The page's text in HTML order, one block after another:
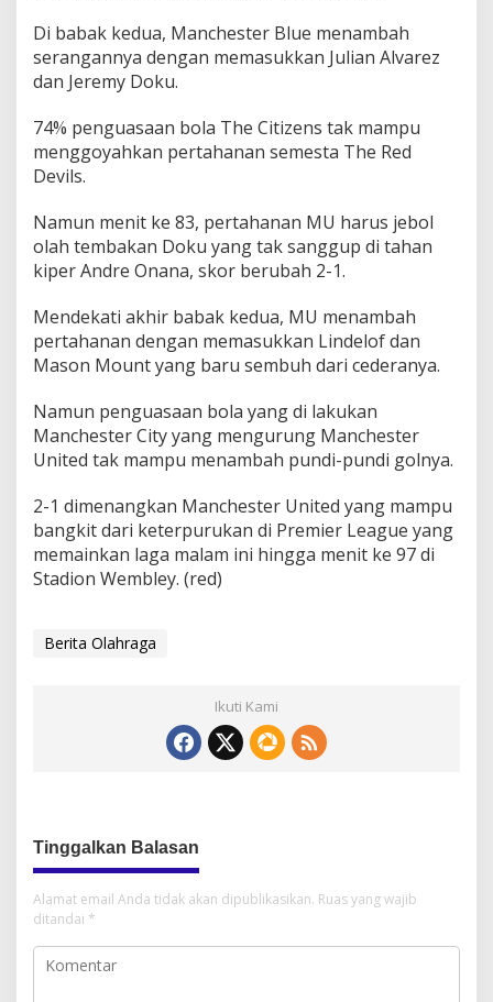
Di babak kedua, Manchester Blue menambah
serangannya dengan memasukkan Julian Alvarez
dan Jeremy Doku.
74% penguasaan bola The Citizens tak mampu
menggoyahkan pertahanan semesta The Red
Devils.
Namun menit ke 83, pertahanan MU harus jebol
olah tembakan Doku yang tak sanggup di tahan
kiper Andre Onana, skor berubah 2-1.
Mendekati akhir babak kedua, MU menambah
pertahanan dengan memasukkan Lindelof dan
Mason Mount yang baru sembuh dari cederanya.
Namun penguasaan bola yang di lakukan
Manchester City yang mengurung Manchester
United tak mampu menambah pundi-pundi golnya.
2-1 dimenangkan Manchester United yang mampu
bangkit dari keterpurukan di Premier League yang
memainkan laga malam ini hingga menit ke 97 di
Stadion Wembley. (red)
Berita Olahraga
Ikuti Kami
Tinggalkan Balasan
Alamat email Anda tidak akan dipublikasikan. Ruas yang wajib
ditandai *